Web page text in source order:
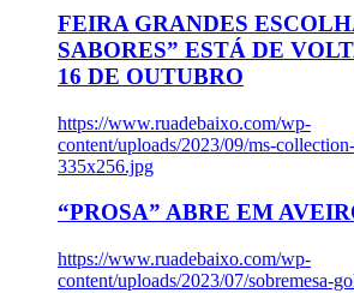
FEIRA GRANDES
SABORES” ESTÁ DE
16 DE OUTUBRO
https://www.ruadebaixo.com/wp-
content/uploads/2023/09/ms-
335x256.jpg
“PROSA” ABRE EM
https://www.ruadebaixo.com/wp-
content/uploads/2023/07/sobremesa-